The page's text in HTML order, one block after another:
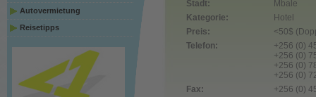
Autovermietung
Reisetipps
Stadt:
Mbale
Kategorie:
Hotel
Preis:
<50$
Telefon:
+256 (0)
+256 (0)
+256 (0)
+256 (0)
Fax:
+256 (0)